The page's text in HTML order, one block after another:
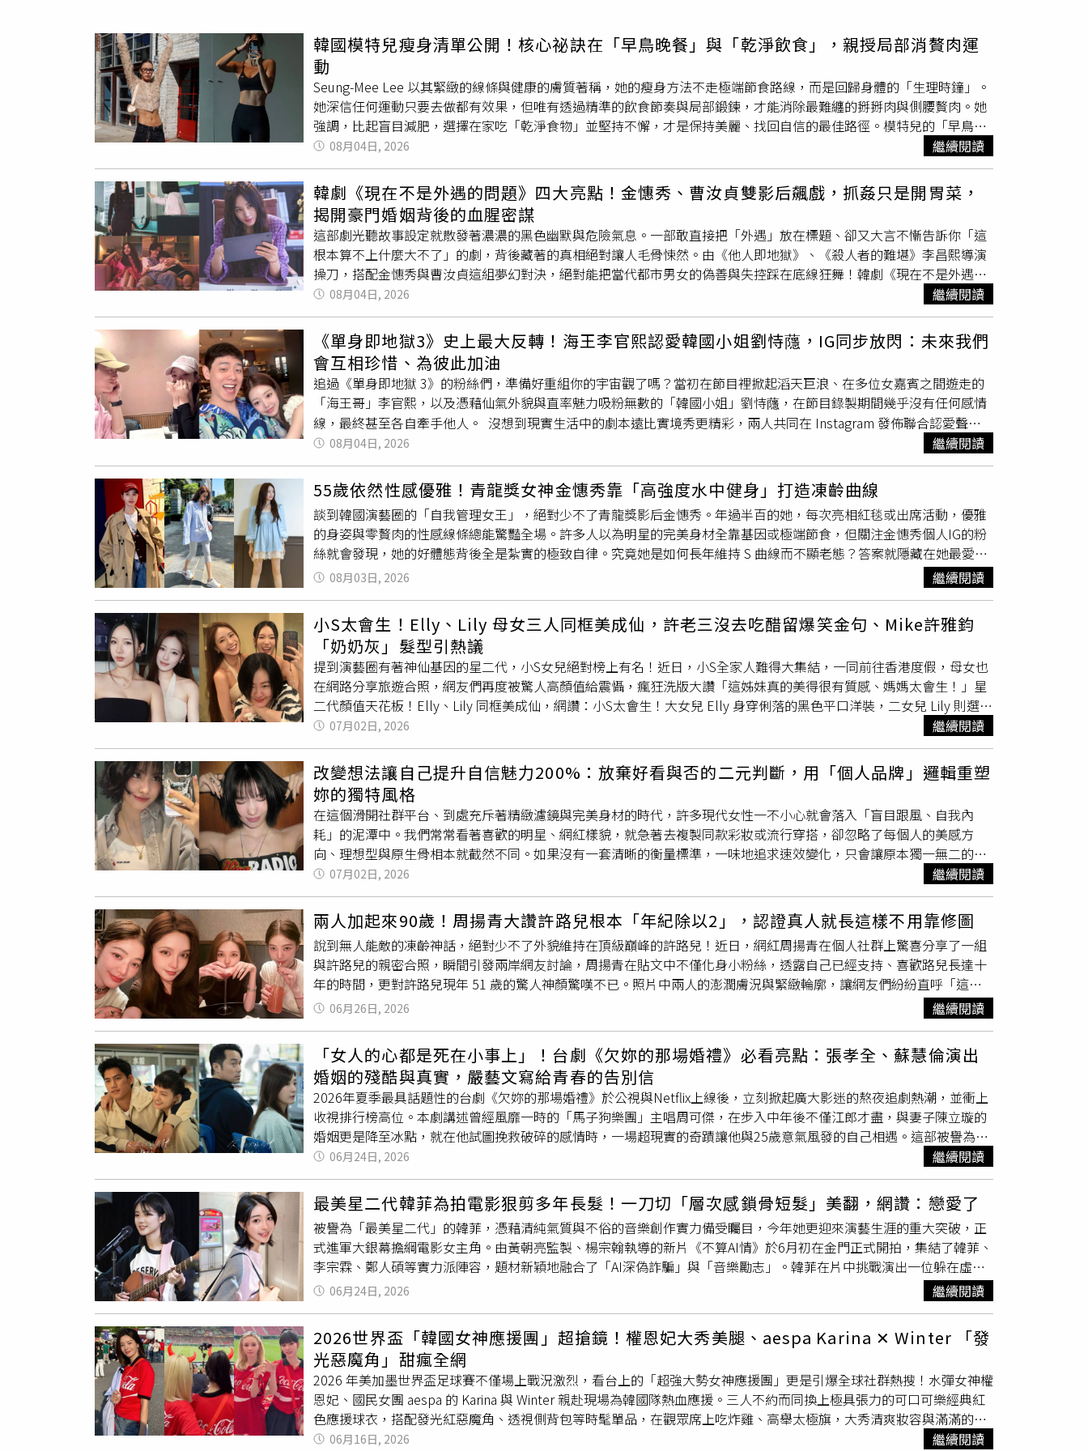
房產新勢力
運勢
運動
梅酒
韓國模特兒瘦身清單公開！核心祕訣在「早鳥晚餐」與「乾淨飲食」，親授局部消贅肉運
動
Seung-Mee Lee 以其緊緻的線條與健康的膚質著稱，她的瘦身方法不走極端節食路線，而是回歸身體的「生理時鐘」。
她深信任何運動只要去做都有效果，但唯有透過精準的飲食節奏與局部鍛鍊，才能消除最難纏的掰掰肉與側腰贅肉。她
強調，比起盲目減肥，選擇在家吃「乾淨食物」並堅持不懈，才是保持美麗、找回自信的最佳路徑。模特兒的「早鳥進
食表」：下午 5 點完食晚餐Seung-Mee Lee 認為進食的時間點與內容同樣重要。當她感覺體脂增加時，會採取一天三餐
（早餐、零食、晚餐）的規律。早餐落在 9~11 點，以魚類搭配全麥麵包補充優質蛋白與低 GI 澱粉；下午 2 點稍微肚子
餓時，則選擇藍莓、堅果搭配茶或黑咖啡墊胃。最關鍵的是晚餐必須在「傍晚 6 點前」吃完，她通常在 4~5 點間就會解
決最後一餐，且吃飽後嚴禁馬上坐下，至少要站立或走動 5 分鐘來幫助消化。（圖／取自 xeungmee IG）局部贅肉精準
打擊：100 下畫圈、波比跳激活全身面對模特兒最在意的死角（如副乳、掰掰肉與側腰），Seung-Mee Lee 有一套專門
的對付方法。針對手臂掰掰肉，她會兩手伸直持續「畫圈」或「上下揮動」100 次以上；側腰則靠皮拉提斯的側向拉
伸。如果想消除腹部贅肉，她建議多喝綠茶幫助代謝；而大腿與臀部則靠壺鈴、深蹲與弓箭步來激活。最後，她會以
「波比跳」25 個為一組，重複 4 組來進行高強度的全身燃脂。（圖／取自 xeungmee 小紅書）拒絕「拿鐵與外送」：
堅持在家吃乾淨食物進入身材管理期時，Seung-Mee Lee 對零食非常挑剔，第一步就是「戒掉拿鐵」並嚴格控管高糖食
物的攝取。她強調，與其點外送或在餐廳用餐，不如在家親自準備「乾淨飲食」。選擇原型食材、減少過度調味，這種
對食物源頭的堅持，不僅讓體重下降，更能讓皮膚由內而外散發健康光澤。（圖／取自 xeungmee IG）晨間內服保養：
橄欖油與維生素的健康組合除了外在運動，內在的營養補給也是她的秘密武器。Seung-Mee Lee 習慣在早上空腹時服用
維生素與橄欖油膠囊。她認為直接喝橄欖油雖然有效但較為麻煩，選擇膠囊形式更易於堅持。優質的油脂能幫助腸道潤
滑、穩定血糖，再搭配維他命 C 補充一天所需的能量，是她開啟充滿活力的一天的標準配備。（圖／取自 xeungmee
IG）
08月04日, 2026 繼續閱讀
韓劇《現在不是外遇的問題》四大亮點！金憓秀、曹汝貞雙影后飆戲，抓姦只是開胃菜，
揭開豪門婚姻背後的血腥密謀
這部劇光聽故事設定就散發著濃濃的黑色幽默與危險氣息。一部敢直接把「外遇」放在標題、卻又大言不慚告訴你「這
根本算不上什麼大不了」的劇，背後藏著的真相絕對讓人毛骨悚然。由《他人即地獄》、《殺人者的難堪》李昌熙導演
操刀，搭配金憓秀與曹汝貞這組夢幻對決，絕對能把當代都市男女的偽善與失控踩在底線狂舞！韓劇《現在不是外遇的
問題》亮點：金憓秀 × 曹汝貞雙影后頂級對決，偽善女人的頂峰較量這絕對是近年韓劇史上最具殺傷力的雙女主角組
合！金憓秀飾演表面光鮮亮麗、事業家庭雙收的自媒體頂流「京熙」，而曹汝貞則是眼神深邃、看似溫柔卻隱藏致命刀
鋒的皮膚科院長「秀晶」。兩人在戲裡飾演住在對門的高級住宅區鄰居，上一秒還能微笑寒暄，下一秒眼神交鋒就如同
無聲槍戰。看這兩位氣場全開的影后把「表面姐妹、背後算計」演得絲絲入扣，光是兩人對視的每一秒都是視覺饗宴！
（圖／friDay影音提供）韓劇《現在不是外遇的問題》亮點：曬恩愛網紅 vs 離婚醫師，假面夫妻的失控崩塌現代人最愛
看的「人設崩壞」劇情，這部劇直接給你疊加雙倍！一邊是依靠販賣「幸福家庭形象」割韭菜賺流量的人氣網紅夫妻
（金憓秀、金智勳飾），另一邊則是婚姻破裂、為了爭奪權益正陷入泥淖般離婚官司的醫師夫妻（曹汝貞、金宰徹
飾）。這兩對看似不同維度的夫妻在命運安排下纏繞在一起，把豪門婚姻背後的貪婪、控制與虛偽剝得體無完膚，荒謬
又真實得讓人冷汗直流。（圖／friDay影音提供）韓劇《現在不是外遇的問題》亮點：比「外遇」更可怕的危機！翻轉
狗血套路的黑色幽默大多數婚姻劇的終點是「發現偷吃」，但這部劇的起點卻是「外遇只是冰山一角」。劇情最神的地
方在於，當主角們以為抓到了對方的下限時，卻意外掀開了一個能將所有人拖入地獄的巨大黑幕。李昌熙導演最擅長將
壓迫感十足的懸疑氛圍與極致的黑色喜劇融合，用極度流暢的節奏把「婚姻危機」轉變成一場不可預測的失控遊戲，永
遠讓觀眾猜不到下一秒會發生什麼翻轉！（圖／friDay影音提供）韓劇《現在不是外遇的問題》亮點：金智勳年下小鮮
肉變心機丈夫？雙面反差演技令人期待除了雙影后吸睛，金智勳這次飾演金憓秀的年下丈夫「在弘」也是一大看點！表
面上他是溫柔體貼、享受高級住宅奢華生活的完美伴侶，實際上卻藏著足以引爆家庭的未爆彈。金智勳近年在各種反派
與複雜角色中的轉變有目共睹，這次要在金憓秀身旁展現「表面小白兔、背後心機深」的反差感，這對年下CP的失控火
花絕對能讓劇迷大呼過癮！（圖／friDay影音提供）
08月04日, 2026 繼續閱讀
《單身即地獄3》史上最大反轉！海王李官熙認愛韓國小姐劉恃蘟，IG同步放閃：未來我們
會互相珍惜、為彼此加油
追過《單身即地獄 3》的粉絲們，準備好重組你的宇宙觀了嗎？當初在節目裡掀起滔天巨浪、在多位女嘉賓之間遊走的
「海王哥」李官熙，以及憑藉仙氣外貌與直率魅力吸粉無數的「韓國小姐」劉恃蘟，在節目錄製期間幾乎沒有任何感情
線，最終甚至各自牽手他人。 沒想到現實生活中的劇本遠比實境秀更精彩，兩人共同在 Instagram 發佈聯合認愛聲
明，並曬出浪漫對視的約會照，宣告正式升格為情侶。這場被網友封為「最意想不到的大反轉」，瞬間在全網掀起暴風
討論！這對「現實情侶」的 3 大不可思議爆點：節目零交集卻戲外修成正果！劇本都寫不出的驚人轉折 回顧《單身即
地獄 3》，李官熙當時陷入與崔惠善、尹廈情、曹旻志等人的四角大亂斗，而劉恃蘟則與崔民又組成了告白真心故事。
兩人在地獄島上的互動少之又少，甚至被觀眾視為兩個平行世界的存在。誰也沒想到，鏡頭關掉後，兩人默默以「兄
妹」名義維持聯絡，隨著私下相處與了解加深，竟然擦出比節目上更熱烈的愛火，從朋友一路順利升華為戀人！ 在
Instagram 查看這則貼文 從 Instagram 分享的貼文 在 Instagram 查看這則貼文 從 Instagram 分享的貼文 這對「現實情
侶」的 3 大不可思議爆點：鄰居關係成心動關鍵！低調交往 8 個月告白放閃 劉恃蘟在認愛後接受訪問時大方透露，兩
人在去年底正式確定關係。心動與升溫的關鍵，在於李官熙加盟新球隊搬家後，兩人住處僅距離 15 分鐘！這種「地利
之便」讓交流變得極其自然且頻繁。劉恃蘟更甜喊李官熙給足了她安全感，表示：「他從來沒有讓我感到不安過。」將
李官熙私下極致溫柔、專一的另一面完全展現，最終才決定成為戀人關係。 在 Instagram 查看這則貼文 從 Instagram
分享的貼文 這對「現實情侶」的 3 大不可思議爆點：IG 同步曬照拋震撼彈，想把這份真心親自傳遞給你們兩人選在 IG
同步曬出甜蜜合照，照片中他們戴著情侶帽在餐廳面對面而坐，相視微笑的氛圍簡直要掉出蜜來！聲明中感性寫道：
「在大家溫暖的關心下，我們一直低調地了解彼此，如今想親自向大家傳遞這份真心。未來我們會互相支持、珍惜彼
此，請大家繼續給予關心與祝福。」貼文一出，不僅吸引大批網友湧入留言，為這段「戲外大逆轉」獻上最狂熱的祝
福！連同季的參演嘉賓們也紛紛留言祝賀，比如《單身即地獄 3》崔惠善、《單身即地獄5》金珉志都在兩人認愛下方留
言吸引大票粉絲按讚，更為這個節目增添不少話題性。 在 Instagram 查看這則貼文 從 Instagram 分享的貼文
08月04日, 2026 繼續閱讀
55歲依然性感優雅！青龍獎女神金憓秀靠「高強度水中健身」打造凍齡曲線
談到韓國演藝圈的「自我管理女王」，絕對少不了青龍獎影后金憓秀。年過半百的她，每次亮相紅毯或出席活動，優雅
的身姿與零贅肉的性感線條總能驚豔全場。許多人以為明星的完美身材全靠基因或極端節食，但關注金憓秀個人IG的粉
絲就會發現，她的好體態背後全是紮實的極致自律。究竟她是如何長年維持 S 曲線而不顯老態？答案就隱藏在她最愛的
「水下世界」與清淡飲食中。泳池不只是拿來游泳！金憓秀的「水中綜合訓練」點開金憓秀的 IG，經常能看到她身穿全
套防曬長袖泳衣，在水裡賣力揮汗的影片。但仔細觀察會發現，她可不是隨便划划水而已！除了標準的自由式與仰式，
她更將泳池變成了個人健身房：逆流游泳（Endless Pool）： 利用產生持續水流的設備，在原地抗衡阻力游泳，極度考
驗心肺耐力與核心穩定度。 水中跑步與踩腳踏車： 在水底設定專用的跑步機（Underwater Treadmill）快走或跑步。
水流提供自然的阻力，不僅能加速脂肪燃燒，還能減少體重對膝蓋與關節的衝擊。水中體操與核心伸展： 配合動感音
樂，利用水的浮力拉伸全身肌肉，達到修飾全身線條、緊實肚肉與手臂的效果。 這種低衝擊、高燃脂的運動模式，正是
熟齡女性保護骨骼、同時打造緊實肌肉的終極秘密。 在 Instagram 查看這則貼文 從 Instagram 分享的貼文 告別加工精
緻澱粉，優質蛋白質才是性感關鍵除了多樣化的運動之外，金憓秀在飲食上一向非常嚴格，但她絕不走「餓肚子的極端
減肥」路線，而是強調營養均衡與修復：遠離三白（白米、白麵包、精製糖）： 她公開過自己幾乎不吃快餐與精緻麵
食，減少發炎反應並預防肌膚老化，另外他也很喜歡蕃茄跟花椰菜這類型的營養食材。蛋白質優先： 身為「瘦身不瘦
胸」代表，她的菜單以原型蛋白質（肉類、海鮮、雞蛋）為主。在水下高強度訓練後，她會補充豐富的抗氧化水果（如
藍莓、草莓等）與蛋白質，幫助肌肉修復。遵守間歇性斷食與充足睡眠： 保持每日至少 12 小時的空腹期，並確保午夜
前入睡、睡滿 7 小時，讓身體有足夠時間代謝修復。 在 Instagram 查看這則貼文 從 Instagram 分享的貼文 找到適合自
己的節奏，將「自律」變成生活儀式感金憓秀曾坦言，自己其實並不總是熱愛運動，但她找到了能讓自己持之以恆的方
式。不論是快走、泰拳、EMS（電刺激訓練）還是水中運動，她不斷嘗試新的鍛鍊體驗。 她的凍齡心態告訴我們：減肥
不該是懲罰自己的過程，而是找到一種能優雅地與身體對話、展現生命力的方式。 只要建立起屬於自己的生活節奏，時
08月03日, 2026 繼續閱讀
小S太會生！Elly、Lily 母女三人同框美成仙，許老三沒去吃醋留爆笑金句、Mike許雅鈞
「奶奶灰」髮型引熱議
提到演藝圈有著神仙基因的星二代，小S女兒絕對榜上有名！近日，小S全家人難得大集結，一同前往香港度假，母女也
在網路分享旅遊合照，網友們再度被驚人高顏值給震懾，瘋狂洗版大讚「這姊妹真的美得很有質感、媽媽太會生！」星
二代顏值天花板！Elly、Lily 同框美成仙，網讚：小S太會生！大女兒 Elly 身穿俐落的黑色平口洋裝，二女兒 Lily 則選擇
了溫柔清透的杏色繞頸上衣。這對擁有名模氣場的姊妹拍照時完美展現零死角的立體骨相與緊緻身材。兩人的高顏值與
優雅感被網友瘋傳狂讚「這姐妹真的精緻到骨子裡去」，再次印證了媽媽小S無敵的小臉＋好比例優良基因。（圖／取
自 elephantdee IG）拍出年輕人最新風潮！自帶鬆弛感的「朦朧復古風與不露臉特寫」值得注意的是，這次姊妹兩人也
示範如今年輕人最風靡的拍照方式。原則就是打破傳統的高清自拍，大膽嘗試帶有柔焦、手震殘影與朦朧霧氣的拍照
法，營造出電影劇照般的復古感；或者是以由上往下的俯瞰視角，僅拍攝兩人身穿天鵝絨套裝、手拎包包的時尚局部特
寫，不露臉卻精緻度爆表，想要嘗試最新拍照風格也可以參考。（圖／取自 elephantdee IG）缺一不可的家庭溫馨！許
老三吃醋留金句、小S代夫闢謠「這是時尚奶奶灰！」沒去成的小妹可愛反擊：這次全家出遊照中，因為小妹許老三正
好需要上課而遺憾缺席。在看到爸媽和姊妹們旅遊的合照後，古靈精怪的許老三忍不住表達不滿，留下經典醋意金句：
「三個人的友誼裡，總有一個人是多餘的」逗樂全網。（圖／取自 elephantdee IG）此外，小S與老公 Mike 在遊艇上的
甜蜜放閃照也成了討論焦點。許多網友笑稱 Mike 哥多年來的緊身緊緻、印花穿衣風格真的是從未改變。面對網友注意
到 Mike 頭上的點點白髮，小S更親自在 Lily 的貼文底下幫老公代發聲：「我老公要我幫他說：他不是白髮，是他以時尚
眼光買了奶奶灰的髮膠塗上去的！」這種兼具頂級美貌與爆笑日常的相處，正是小S全家最無可取代、讓人卸下防備的
溫暖魅力。（圖／取自 elephantdee IG）（圖／取自 elephantdee IG）
07月02日, 2026 繼續閱讀
改變想法讓自己提升自信魅力200%：放棄好看與否的二元判斷，用「個人品牌」邏輯重塑
妳的獨特風格
在這個滑開社群平台、到處充斥著精緻濾鏡與完美身材的時代，許多現代女性一不小心就會落入「盲目跟風、自我內
耗」的泥潭中。我們常常看著喜歡的明星、網紅樣貌，就急著去複製同款彩妝或流行穿搭，卻忽略了每個人的美感方
向、理想型與原生骨相本就截然不同。如果沒有一套清晰的衡量標準，一味地追求速效變化，只會讓原本獨一無二的個
人特色變得扁塌且大眾化。想要讓自己的氣場與吸引力脫胎換骨，妳需要徹底洗去傳統公式化的美容觀念，將視角轉換
為「給自己打造一個獨特的品牌」。就像所有國際一線精品在誕生前都會進行嚴格的視覺規劃一樣，妳的魅力也是一場
高訂的個人品牌工程。透過搜集靈感、理性解析到精準優化，不著痕跡地建立屬於自己的核心能量，由內而外散發出最
自信、大氣的頂級風采。擺脫好看與否的二元判斷！建立專屬 Mood Board，像經營精品一樣做「視覺規劃」定義妳想
呈現的形象：打造個人品牌的第一步，是請先放棄「好看或不好看」的膚淺二元判斷。妳首先需要明確定義的，是自己
究竟「想呈現給別人看的是什麼形象」？是高級冷淡風、時髦潮流感還是溫柔優雅？（圖／取自momo IG）用關鍵詞搜
索凝聚靈感：確定方向後，開始在社交媒體網站上大量收藏那些會讓妳怦然心動的圖片。無論是某張照片的色調、眼神
還是穿搭氛圍，利用關鍵詞慢慢搜索儲存，就能逐步堆砌出專屬於妳的風格靈感牆（Mood Board）。所有頂級品牌在
開啟新季度前，都一定會從搜集這類基礎資料開始。深度解剖妳的風格靈感牆！精準分析「六大核心維度」，真正形成
獨特風格找出圖片中的美感共通點：當妳的靈感牆搜集到一定數量後，請像一位專業的行銷總監一樣，理智、客觀地去
解析它。試著從這堆圖片中找出不斷重複出現的共同特徵。（圖／取自momo IG）從六大角度全方位拆解：通常可以從
「穿搭風格、色彩調性、髮型設計、妝容層次、整體氛圍、配件點綴」這六個客觀角度進行精細分析。做到這一步，妳
才會真正看清自己內心渴望成為的靈魂風格，而不是被隨機的流行趨勢牽著鼻子走。與鏡子裡的自己理智對話！以目標
風格為基準「精準優化」，拒絕盲目跟風用客觀視角拍下自己的照片：看清理想風格後，接下來需要和自己的臉進行一
場誠實的面對面。拍下一張客觀、無濾鏡的照片，用第三者的視角去端詳，先找出自己身上「有哪些部分和理想型風格
是相似的」。（圖／取自momo IG）以目標風格為核心一步步微調：找到了優勢底色，再把不一致的地方慢慢進行調
整。這絕非隨便亂改，而是以妳一開始設定的目標風格為基準，進行點對點、一步一步的優化。內外兼修才是凍齡的真
正底色：請記住，整型和減肥在美學工程中都只是「一種選擇」，並不是非做不可的「必需題」。現代女性真正需要
的，是先認清自己是誰、適合什麼、想成為什麼樣子。在建立外在精緻標準的同時，內在學問的通透提升也同樣重要。
當妳有了底氣，才會擁有由內而外散發的不費力時髦與高級鬆弛感！（圖／取自momo IG）
07月02日, 2026 繼續閱讀
兩人加起來90歲！周揚青大讚許路兒根本「年紀除以2」，認證真人就長這樣不用靠修圖
說到無人能敵的凍齡神話，絕對少不了外貌維持在頂級巔峰的許路兒！近日，網紅周揚青在個人社群上驚喜分享了一組
與許路兒的親密合照，瞬間引發兩岸網友討論，周揚青在貼文中不僅化身小粉絲，透露自己已經支持、喜歡路兒長達十
年的時間，更對許路兒現年 51 歲的驚人神顏驚嘆不已。照片中兩人的澎潤膚況與緊緻輪廓，讓網友們紛紛直呼「這畫
面太美、太不科學了！」周揚青化身十年鐵粉！驚嘆許路兒：別的小10歲，妳是「年紀除以2」周揚青這次曬出合照，
標題直接打「兩人加起來90歲」，其他敘述滿是對許路兒的崇拜與喜愛。她讚嘆地表示，一般人看起來比實際年齡小個
10 歲就已經非常了不起了，但看看身旁的許路兒，這狀態怎麼能看起來像是「年紀直接除以 2」的少女？在 51 歲的路
兒身旁，連向來對保養很有心得的周揚青都忍不住自嘆不如。（圖／取自 周揚青 小紅書）親自認證不需要靠修圖就好
看！周揚青：真人就長這樣美，好想問是怎麼做到的？由於許路兒的凍齡外貌經常在網路上引發討論，甚至曾遭遇過酸
民質疑是否全靠濾鏡支撐。這次周揚青直接在社群上為路兒打包票認證，她強調路兒絕對不是靠修圖，真人就是長得這
麼漂亮、這麼完美。周揚青笑說，除了羨慕對方的神仙基因之外，自己也真的好想好好請教、問問許路兒，到底私底下
是怎麼做到維持這種逆天狀態的？（圖／取自 周揚青 小紅書）揭開許路兒「168斷食與多喝水」的極致飲食學事實上，
許路兒過去就曾透露自己長年維持「168斷食法」，將進食時間控制在8小時內，且飲食習慣非常清淡，多以原型食物為
主、鮮少碰含糖飲料與重口味醬料。更重要的是，她每天一定會喝足大量的溫開水，不僅能加速代謝，更是維持肌膚澎
潤、不長乾紋的關鍵祕訣。（圖／取自 lurehsu IG）夢幻同框少女感滿溢！網狂讚「不追求高強度」的自律拉伸運動法
除了飲食嚴格管理，許路兒在運動方面也自有一套哲學。她並不盲目追求高強度的重訓，而是偏好維持規律的瑜珈、皮
拉提斯與居家拉伸，透過延展肌肉線條來保持體態的少女感與緊緻度。這次聚會不僅展現了兩人的好交情，許路兒由內
而外散發的優雅與自律，更再次讓全網女性燃起對抗歲月的保養決心！（圖／取自 lurehsu IG）
06月26日, 2026 繼續閱讀
「女人的心都是死在小事上」！台劇《欠妳的那場婚禮》必看亮點：張孝全、蘇慧倫演出
婚姻的殘酷與真實，嚴藝文寫給青春的告別信
2026年夏季最具話題性的台劇《欠妳的那場婚禮》於公視與Netflix上線後，立刻掀起廣大影迷的熬夜追劇熱潮，並衝上
收視排行榜高位。本劇講述曾經風靡一時的「馬子狗樂團」主唱周可傑，在步入中年後不僅江郎才盡，與妻子陳立璇的
婚姻更是降至冰點，就在他試圖挽救破碎的感情時，一場超現實的奇蹟讓他與25歲意氣風發的自己相遇。這部被譽為今
夏不容錯過的神作，以下必看亮點一次整理。台劇《欠妳的那場婚禮》亮點一：導演嚴藝文首度挑戰男性視角，寫給青
春的告別信曾執導《影后》、《俗女養成記》等擅長女性題材的金鐘導演嚴藝文，這次在《欠妳的那場婚禮》中迎來突
破，首度以「男性視角」出發，探討中年男子的失意與婚姻困境。即將邁入50歲的嚴藝文將此劇視為人生的重要分水
嶺，形容這是一部「向青春告別、正式迎接人生下半場的作品」。許多觀眾大讚嚴藝文處理男性視角的功力極佳，將中
年人的婚姻講述得既現實又夢幻浪漫。（圖／取自《欠妳的那場婚禮》粉絲團）亮點二：張孝全顛覆硬漢形象，蘇慧倫
與雙時空卡司陣容飆戲 本劇的豪華卡司與精湛演技是極大看點。張孝全徹底拋開過往的硬漢形象，化身患有「歐巴病」
的過氣中年偶像，將男性的無奈與逃避詮釋得入木三分。他與第三度合作的蘇慧倫首度飾演夫妻，兩人更在導演親自示
範下挑戰了床戲，營造出真實夫妻相愛相殺的默契。而在年輕時空方面，朱軒洋為了飾演年輕版周可傑，接受了唱歌、
吉他與舞蹈的密集特訓，展現出真誠且充滿性張力的演出；蘇慧倫與蒲禾菲跨世代接力詮釋女主角的不同階段，完美映
照出從青春悸動到婚姻現實的無奈拉扯。其他配角也十分搶眼，如姚淳耀極具喜感的演技，以及王渝萱精準模仿謝盈萱
動作與語氣的亮眼表現，都深獲網友讚賞。（圖／取自《欠妳的那場婚禮》粉絲團）亮點三：戳中痛點的婚姻勸世金
句：「女人的心都是死在小事上」 《欠妳的那場婚禮》以輕鬆幽默的喜劇節奏包裹著沉重的人生課題，劇中寫實的台詞
更是句句戳心，特別引發「奔四（快40歲）」觀眾的強烈共鳴。其中，由謝盈萱飾演的閨蜜所說出的一句台詞：「告訴
你們一個千古不變的道理：女人的心都是死在小事上」，在網路上引爆熱烈討論。這精準點出了男女在婚姻中價值觀的
差異，男性眼裡「忘記倒垃圾」、「忘記洗碗」的小事，往往是壓垮女性對婚姻耐性的最後一根稻草。（圖／取自《欠
妳的那場婚禮》粉絲團）亮點四：音樂與奇幻交織，宇宙人量身打造冠軍主題曲 除了情感戲，本劇也承載了導演對「男
06月24日, 2026 繼續閱讀
最美星二代韓菲為拍電影狠剪多年長髮！一刀切「層次感鎖骨短髮」美翻，網讚：戀愛了
被譽為「最美星二代」的韓菲，憑藉清純氣質與不俗的音樂創作實力備受矚目，今年她更迎來演藝生涯的重大突破，正
式進軍大銀幕擔綱電影女主角。由黃朝亮監製、楊宗翰執導的新片《不算AI情》於6月初在金門正式開拍，集結了韓菲、
李宗霖、鄭人碩等實力派陣容，題材新穎地融合了「AI深偽詐騙」與「音樂勵志」。韓菲在片中挑戰演出一位躲在虛擬
濾鏡背後、卻擁有真實歌聲的靈魂樂手，展現全新演技面向。為角色勇敢改變！睽違多年挑戰短髮造型，韓菲把剪髮當
成入戲第一步談到這次接演《不算AI情》最大的改變，韓菲透露在接演時就被告知需要剪短頭髮。自長大後便再也沒有
留過這麼短髮型的她，坦言當時完全沒有猶豫，反而充滿期待地表示：「我感覺剪頭髮是我成為這個角色的第一步。」
真正剪完頭髮後，她甚至比想像中更喜歡這個新造型，不僅收到許多朋友一致好評，社群平台上的粉絲也熱烈回應，稱
讚短髮十分適合她，看起來更加有活力且俐落，更有不少網友笑說剪完越來越像媽媽。面對滿滿的正面回饋，韓菲笑說
這讓自己對造型轉變更有信心，也很開心大家願意接受她不同以往的一面。（圖／取自 hahahanfi_0120 IG）髮型重點
解析：隨性微外翹✕輕盈法式瀏海，打造空氣感初戀短髮可以看到韓菲這次的全新短髮極具層次感，長度剛好落在時髦
的鎖骨與肩膀之間，完美修飾了頸部與下巴線條，隨性外翹線條髮尾摒棄了傳統學生頭的呆板內彎，而是採用近年非常
流行的輕盈「外翹微捲」設計，讓音樂創作者的率性、靈動感躍然髮上。正面搭配略帶厚度卻保有空氣感的八字瀏海，
06月24日, 2026 繼續閱讀
2026世界盃「韓國女神應援團」超搶鏡！權恩妃大秀美腿、aespa Karina ✕ Winter 「發
光惡魔角」甜瘋全網
2026 年美加墨世界盃足球賽不僅場上戰況激烈，看台上的「超強大勢女神應援團」更是引爆全球社群熱搜！水彈女神權
恩妃、國民女團 aespa 的 Karina 與 Winter 親赴現場為韓國隊熱血應援。三人不約而同換上極具張力的可口可樂經典紅
色應援球衣，搭配發光紅惡魔角、透視側背包等時髦單品，在觀眾席上吃炸雞、高舉太極旗，大秀清爽妝容與滿滿的夏
日活力。權恩妃：水彈女神變身熱血球迷！手捧炸雞展現反差萌，太極旗披肩大秀纖細美腿水彈女神權恩妃這次現身世
06月16日, 2026 繼續閱讀